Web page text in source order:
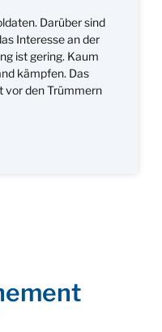
Darüber sind
Interesse an der
ist gering. Kaum
kämpfen. Das
vor den Trümmern